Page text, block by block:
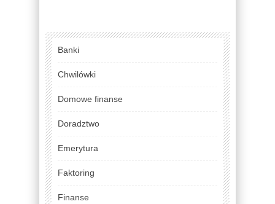
Banki
Chwilówki
Domowe finanse
Doradztwo
Emerytura
Faktoring
Finanse